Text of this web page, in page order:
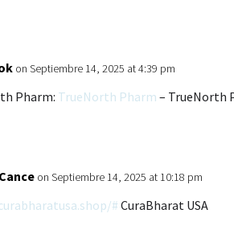
on Septiembre 14, 2025 at 4:39 pm
Pharm: TrueNorth Pharm – TrueNorth
on Septiembre 14, 2025 at 10:18 pm
# CuraBharat USA